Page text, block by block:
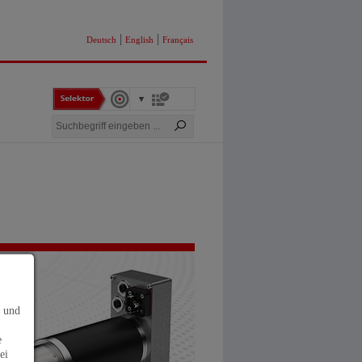
Deutsch | English | Français
und